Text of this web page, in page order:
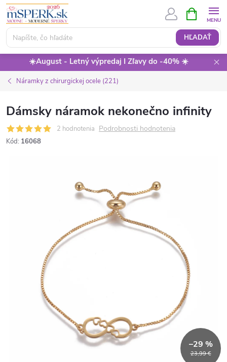
Prejsť
obsah
HĽADAŤ
KOŠÍK
☀️August - Letný výpredaj I Zľavy do -40% ☀️
Náramky z chirurgickej ocele (221)
Dámsky náramok nekonečno infinity
2 hodnotenia Podrobnosti hodnotenia
Kód: 16068
23,99 €
–29 %